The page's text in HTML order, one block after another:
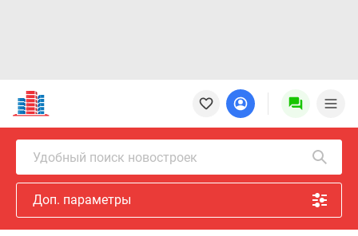
Новостройки
Квартиры
Ипотека
Новостройки
Москвы
Новостройки
Подмосковья
Новостройки
Удобный поиск новостроек
Доп. параметры